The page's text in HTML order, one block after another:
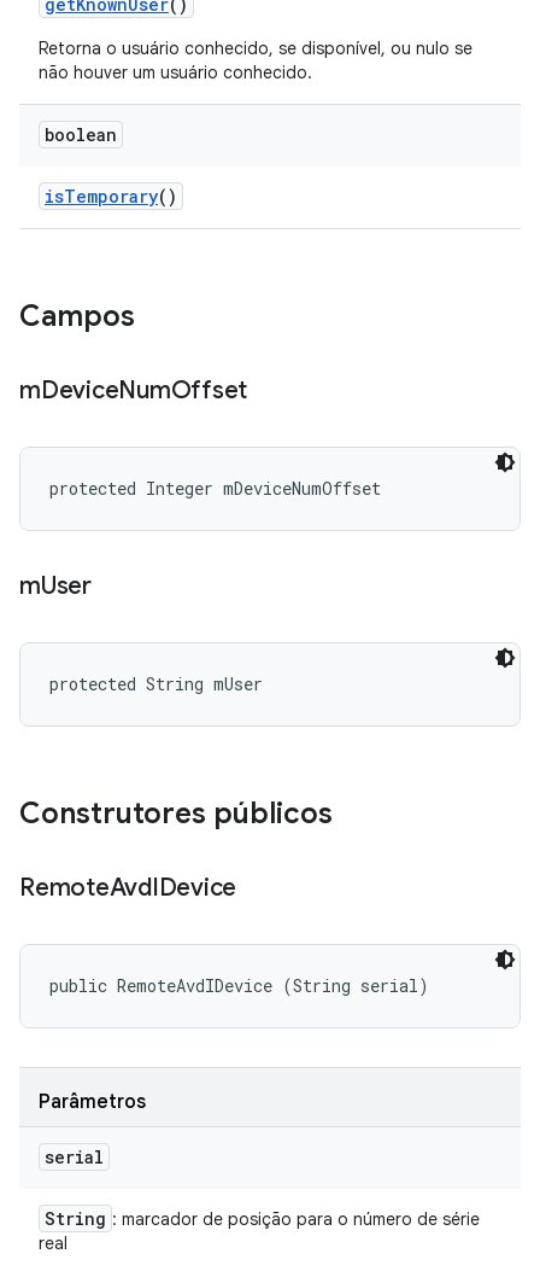
Retorna o usuário conhecido, se disponível, ou nulo se
não houver um usuário conhecido.
boolean
isTemporary()
Campos
mDeviceNumOffset
protected Integer mDeviceNumOffset
mUser
protected String mUser
Construtores públicos
RemoteAvdIDevice
public RemoteAvdIDevice (String serial)
Parâmetros
serial
String : marcador de posição para o número de série
real